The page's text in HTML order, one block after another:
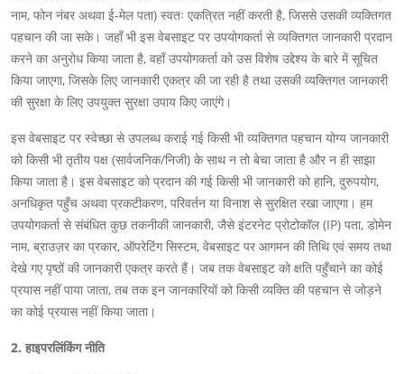
नाम, फोन नंबर अथवा ई-मेल पता) स्वतः एकत्रित नहीं करती है, जिससे उसकी व्यक्तिगत
पहचान की जा सके। जहाँ भी इस वेबसाइट पर उपयोगकर्ता से व्यक्तिगत जानकारी प्रदान
करने का अनुरोध किया जाता है, वहाँ उपयोगकर्ता को उस विशेष उद्देश्य के बारे में सूचित
किया जाएगा, जिसके लिए जानकारी एकत्र की जा रही है तथा उसकी व्यक्तिगत जानकारी
की सुरक्षा के लिए उपयुक्त सुरक्षा उपाय किए जाएंगे।
इस वेबसाइट पर स्वेच्छा से उपलब्ध कराई गई किसी भी व्यक्तिगत पहचान योग्य जानकारी
को किसी भी तृतीय पक्ष (सार्वजनिक/निजी) के साथ न तो बेचा जाता है और न ही साझा
किया जाता है। इस वेबसाइट को प्रदान की गई किसी भी जानकारी को हानि, दुरुपयोग,
अनधिकृत पहुँच अथवा प्रकटीकरण, परिवर्तन या विनाश से सुरक्षित रखा जाएगा। हम
उपयोगकर्ता से संबंधित कुछ तकनीकी जानकारी, जैसे इंटरनेट प्रोटोकॉल (IP) पता, डोमेन
नाम, ब्राउज़र का प्रकार, ऑपरेटिंग सिस्टम, वेबसाइट पर आगमन की तिथि एवं समय तथा
देखे गए पृष्ठों की जानकारी एकत्र करते हैं। जब तक वेबसाइट को क्षति पहुँचाने का कोई
प्रयास नहीं पाया जाता, तब तक इन जानकारियों को किसी व्यक्ति की पहचान से जोड़ने
का कोई प्रयास नहीं किया जाता।
2. हाइपरलिंकिंग नीति